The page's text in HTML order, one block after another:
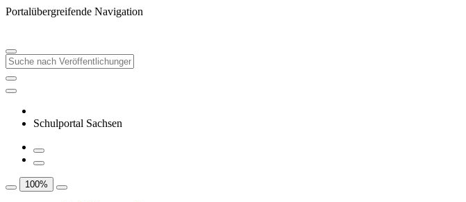
Portalübergreifende Navigation
Schulportal Sachsen
100%